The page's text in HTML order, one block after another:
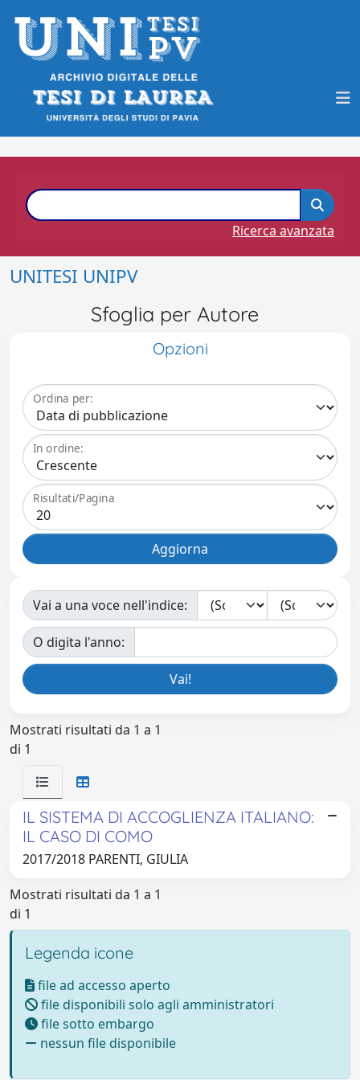
Ricerca avanzata
UNITESI UNIPV
Sfoglia per Autore
Opzioni
Ordina per:
In ordine:
Risultati/Pagina
Vai a una voce nell'indice:
O digita l'anno:
Mostrati risultati da 1 a 1
di 1
IL SISTEMA DI ACCOGLIENZA ITALIANO:
IL CASO DI COMO
2017/2018 PARENTI, GIULIA
Mostrati risultati da 1 a 1
di 1
Legenda icone
file ad accesso aperto
file disponibili solo agli amministratori
file sotto embargo
nessun file disponibile